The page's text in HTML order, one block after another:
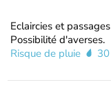
Eclaircies et
Possibilité d'averses.
Risque de pluie